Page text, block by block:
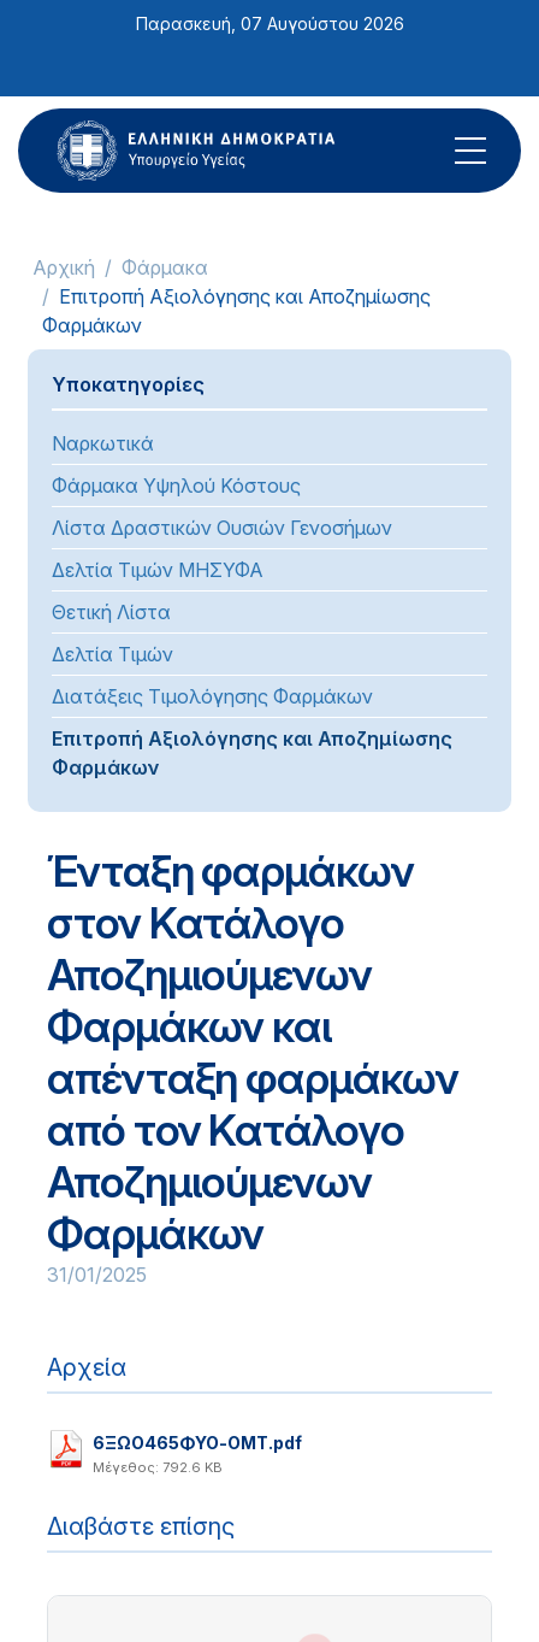
ιστότοπος
περιλαμβάνει
ένα
σύστημα
Παρασκευή, 07 Αυγούστου 2026
Αρχική
Φάρμακα
Επιτροπή Αξιολόγησης και Αποζημίωσης
Φαρμάκων
Υποκατηγορίες
Ναρκωτικά
Φάρμακα Υψηλού Κόστους
Λίστα Δραστικών Ουσιών Γενοσήμων
Δελτία Τιμών ΜΗΣΥΦΑ
Θετική Λίστα
Δελτία Τιμών
Διατάξεις Τιμολόγησης Φαρμάκων
Επιτροπή Αξιολόγησης και Αποζημίωσης
Φαρμάκων
Ένταξη φαρμάκων
στον Κατάλογο
Αποζημιούμενων
Φαρμάκων και
απένταξη φαρμάκων
από τον Κατάλογο
Αποζημιούμενων
Φαρμάκων
31/01/2025
Αρχεία
6ΞΩΟ465ΦΥΟ-ΟΜΤ.pdf
Μέγεθος: 792.6 KB
Διαβάστε επίσης